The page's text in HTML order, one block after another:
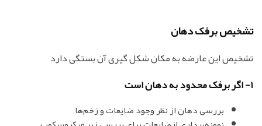
تشخیص برفک دهان
تشخیص این عارضه به مکان شکل گیری آن بستگی دارد
1- اگر برفک محدود به دهان است
بررسی دهان از نظر وجود ضایعات و زخم‌ها